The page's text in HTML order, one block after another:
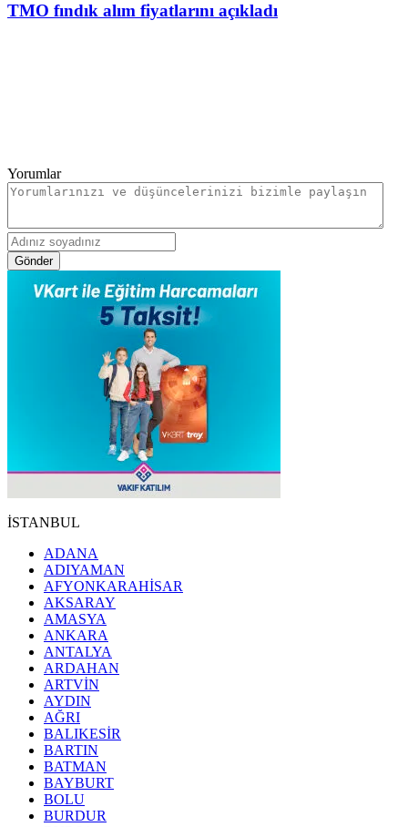
TMO fındık alım fiyatlarını açıkladı
Yorumlar
Gönder
İSTANBUL
ADANA
ADIYAMAN
AFYONKARAHİSAR
AKSARAY
AMASYA
ANKARA
ANTALYA
ARDAHAN
ARTVİN
AYDIN
AĞRI
BALIKESİR
BARTIN
BATMAN
BAYBURT
BOLU
BURDUR